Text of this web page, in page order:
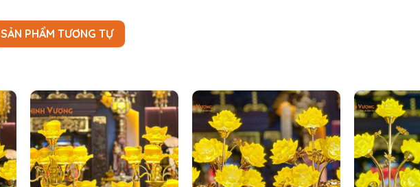
SẢN PHẨM TƯƠNG TỰ